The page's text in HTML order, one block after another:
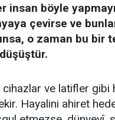
insan böyle
çevirse ve
o zaman bu bir
ve latifler gibi
Hayalini ahiret